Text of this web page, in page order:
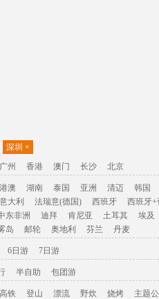
深圳 ×
广州 香港 澳门 长沙 北京
港澳 湖南 泰国 亚洲 清迈
韩国
意大利 法瑞意(德国) 西班牙
西班牙+
东非洲 迪拜 肯尼亚 土耳其
埃及
岛 邮轮 奥地利 芬兰 丹麦
6日游 7日游
半自助 包团游
高铁 登山 漂流 野炊 烧烤 主题